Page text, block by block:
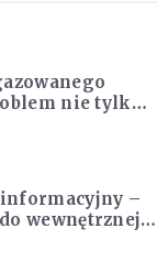
nie tylko
–
wewnętrznej